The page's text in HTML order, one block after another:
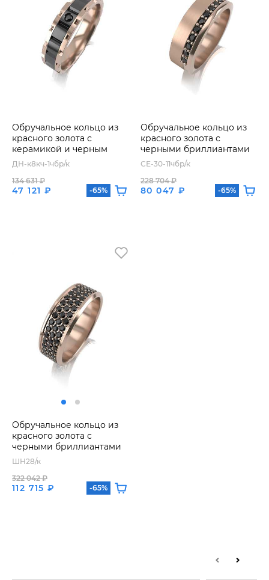
Обручальное кольцо из
красного золота с
керамикой и черным
бриллиантом
ДН-к8кч-1чбр/к
47 121 ₽
134 631 ₽
-65%
Обручальное кольцо из
красного золота с
черными бриллиантами
СЕ-30-11чбр/к
80 047 ₽
228 704 ₽
-65%
Обручальное кольцо из
красного золота с
черными бриллиантами
ШН28/к
112 715 ₽
322 042 ₽
-65%